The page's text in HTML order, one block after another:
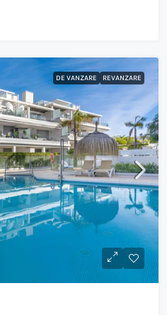
DE VANZARE REVANZARE